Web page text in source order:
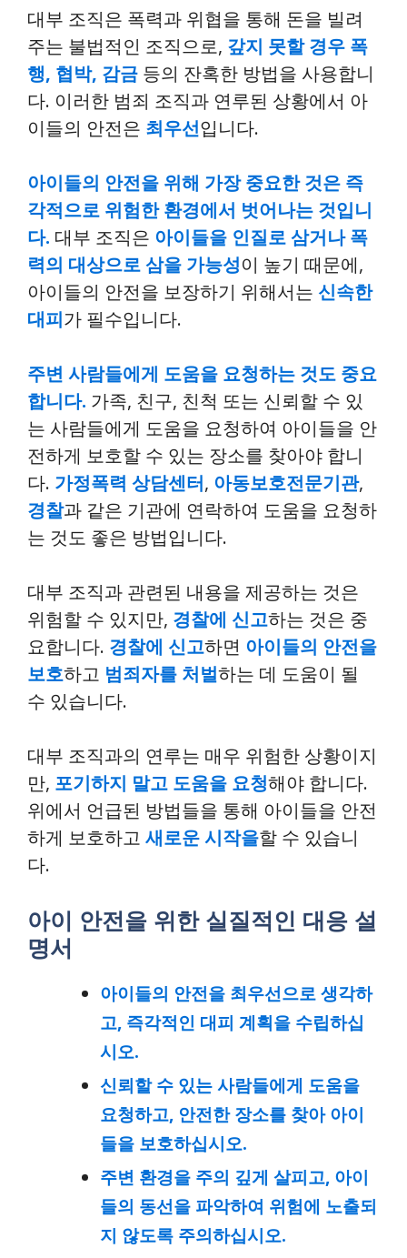
대부 조직은 폭력과 위협을 통해 돈을 빌려
주는 불법적인 조직으로, 갚지 못할 경우 폭
행, 협박, 감금 등의 잔혹한 방법을 사용합니
다. 이러한 범죄 조직과 연루된 상황에서 아
이들의 안전은 최우선입니다.
아이들의 안전을 위해 가장 중요한 것은 즉
각적으로 위험한 환경에서 벗어나는 것입니
다. 대부 조직은 아이들을 인질로 삼거나 폭
력의 대상으로 삼을 가능성이 높기 때문에,
아이들의 안전을 보장하기 위해서는 신속한
대피가 필수입니다.
주변 사람들에게 도움을 요청하는 것도 중요
합니다. 가족, 친구, 친척 또는 신뢰할 수 있
는 사람들에게 도움을 요청하여 아이들을 안
전하게 보호할 수 있는 장소를 찾아야 합니
다. 가정폭력 상담센터, 아동보호전문기관,
경찰과 같은 기관에 연락하여 도움을 요청하
는 것도 좋은 방법입니다.
대부 조직과 관련된 내용을 제공하는 것은
위험할 수 있지만, 경찰에 신고하는 것은 중
요합니다. 경찰에 신고하면 아이들의 안전을
보호하고 범죄자를 처벌하는 데 도움이 될
수 있습니다.
대부 조직과의 연루는 매우 위험한 상황이지
만, 포기하지 말고 도움을 요청해야 합니다.
위에서 언급된 방법들을 통해 아이들을 안전
하게 보호하고 새로운 시작을할 수 있습니
다.
아이 안전을 위한 실질적인 대응 설
명서
아이들의 안전을 최우선으로 생각하
고, 즉각적인 대피 계획을 수립하십
시오.
신뢰할 수 있는 사람들에게 도움을
요청하고, 안전한 장소를 찾아 아이
들을 보호하십시오.
주변 환경을 주의 깊게 살피고, 아이
들의 동선을 파악하여 위험에 노출되
지 않도록 주의하십시오.